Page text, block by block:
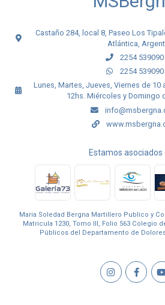
Castaño 284, local 8, Paseo Los
Atlántica,
2254 539090
2254 539090
Lunes, Martes, Jueves, Viernes de 10
12hs. Miércoles y Domingo
Estamos asociados
Maria Soledad Bergna Martillero Publico y
Matricula 1230, Tomo III, Folio 563 Colegio
Públicos del Departamento de